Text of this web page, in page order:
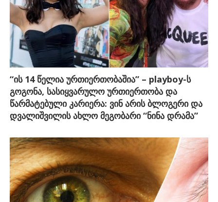
“ის 14 წელია ურთიერთობაშია” – playboy-ს
გოგონა, სასიყვარულო ურთიერთობა და
წარმატებული კარიერა: ვინ არის ბლოგერი და
დვალიშვილის ახლო მეგობარი “ნინა დრამა”